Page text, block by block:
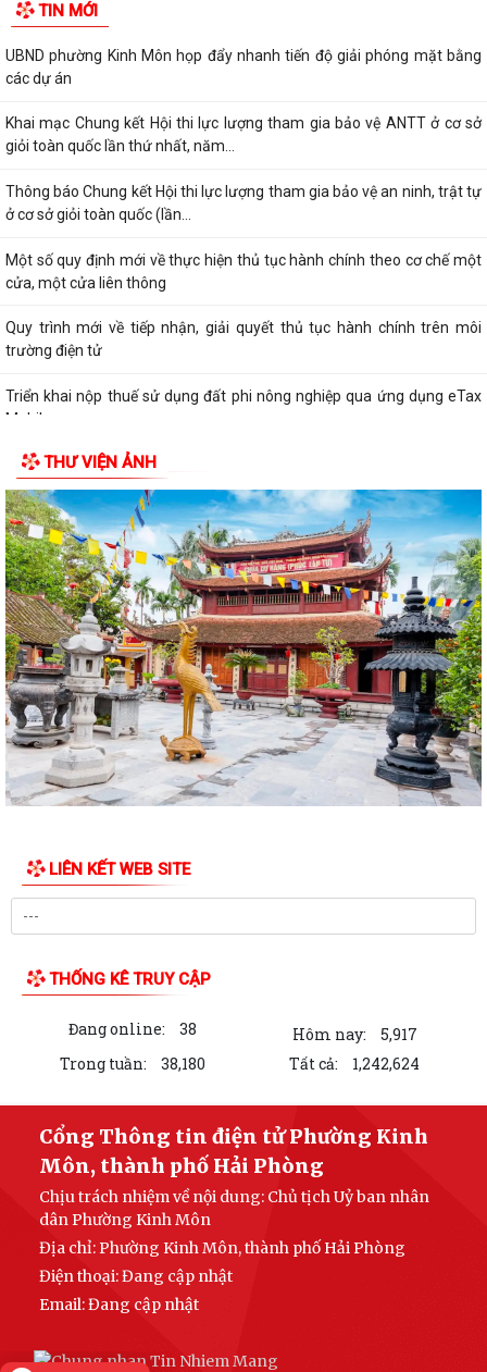
TIN MỚI
UBND phường Kinh Môn họp đẩy nhanh tiến độ giải phóng mặt bằng
các dự án
Khai mạc Chung kết Hội thi lực lượng tham gia bảo vệ ANTT ở cơ sở
giỏi toàn quốc lần thứ nhất, năm...
Thông báo Chung kết Hội thi lực lượng tham gia bảo vệ an ninh, trật tự
ở cơ sở giỏi toàn quốc (lần...
Một số quy định mới về thực hiện thủ tục hành chính theo cơ chế một
cửa, một cửa liên thông
Quy trình mới về tiếp nhận, giải quyết thủ tục hành chính trên môi
trường điện tử
Triển khai nộp thuế sử dụng đất phi nông nghiệp qua ứng dụng eTax
Mobile
THƯ VIỆN ẢNH
LIÊN KẾT WEB SITE
THỐNG KÊ TRUY CẬP
Đang online: 38 Hôm nay:
5,917
Trong tuần:
38,180 Tất cả: 1,242,624
Cổng Thông tin điện tử Phường Kinh
Môn, thành phố Hải Phòng
Chịu trách nhiệm về nội dung: Chủ tịch Uỷ ban nhân
dân Phường Kinh Môn
Địa chỉ: Phường Kinh Môn, thành phố Hải Phòng
Điện thoại: Đang cập nhật
Email:Đang cập nhật